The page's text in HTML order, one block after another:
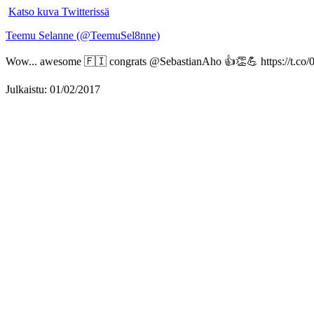
Katso kuva Twitterissä
Teemu Selanne (@TeemuSel8nne)
Wow... awesome 🇫🇮 congrats @SebastianAho 👍👏💪 https://t.co/
Julkaistu: 01/02/2017